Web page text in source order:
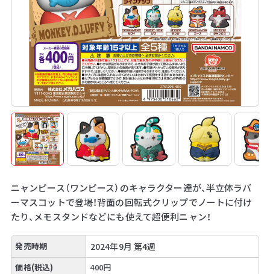
ニャンピース（ワンピース）のキャラクター達が、半立体ラバ
ーマスコットで登場！背面の回転式クリップでノートに付け
たり、メモスタンドなどにも使えて超便利ニャン！
発売時期 2024年9月 第4週
価格(税込)
400円